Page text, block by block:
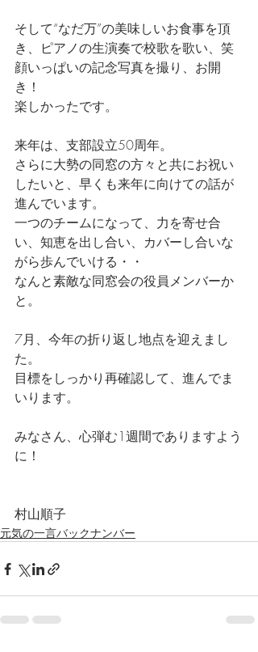
そして“なだ万”の美味しいお食事を頂
き、ピアノの生演奏で校歌を歌い、笑
顔いっぱいの記念写真を撮り、お開
き！
楽しかったです。
来年は、支部設立50周年。
さらに大勢の同窓の方々と共にお祝い
したいと、早くも来年に向けての話が
進んでいます。
一つのチームになって、力を寄せ合
い、知恵を出し合い、カバーし合いな
がら歩んでいける・・
なんと素敵な同窓会の役員メンバーか
と。
7月、今年の折り返し地点を迎えまし
た。
目標をしっかり再確認して、進んでま
いります。
みなさん、心弾む1週間でありますよう
に！
村山順子
元気の一言バックナンバー